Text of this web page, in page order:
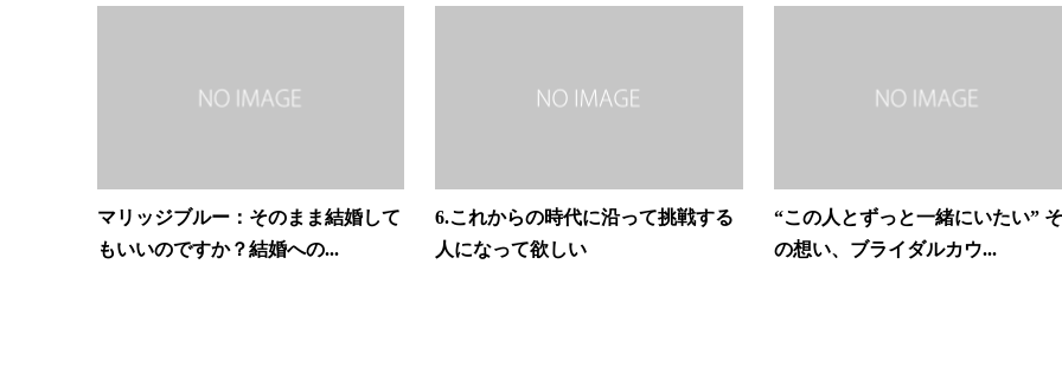
マリッジブルー：そのまま結婚して
もいいのですか？結婚への...
6.これからの時代に沿って挑戦する
人になって欲しい
“この人とずっと一緒にいたい” そ
の想い、ブライダルカウ...